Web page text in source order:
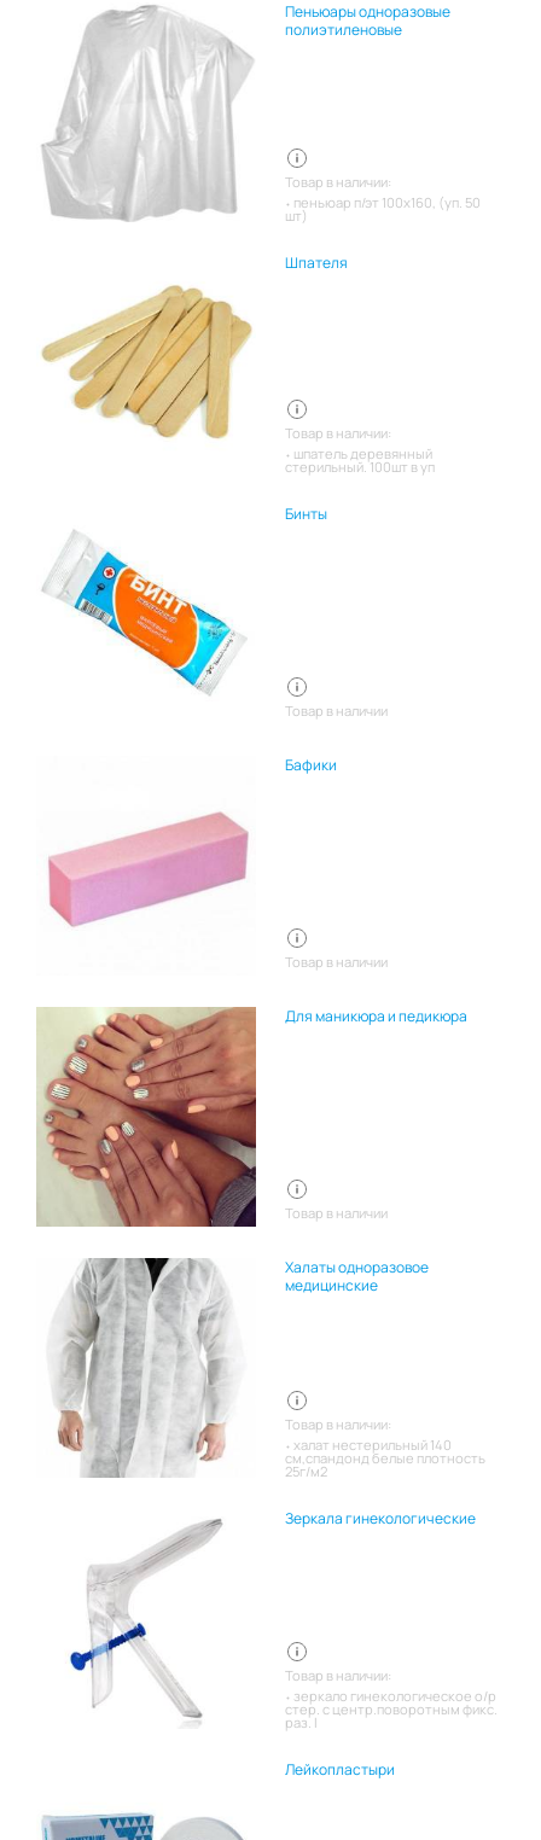
Пеньюары одноразовые
полиэтиленовые
Товар в наличии:
пеньюар п/эт 100х160, (уп. 50
шт)
Шпателя
Товар в наличии:
шпатель деревянный
стерильный. 100шт в уп
Бинты
Товар в наличии
Бафики
Товар в наличии
Для маникюра и педикюра
Товар в наличии
Халаты одноразовое
медицинские
Товар в наличии:
халат нестерильный 140
см,спандонд белые плотность
25г/м2
Зеркала гинекологические
Товар в наличии:
зеркало гинекологическое о/р
стер. с центр.поворотным фикс.
раз. l
Лейкопластыри